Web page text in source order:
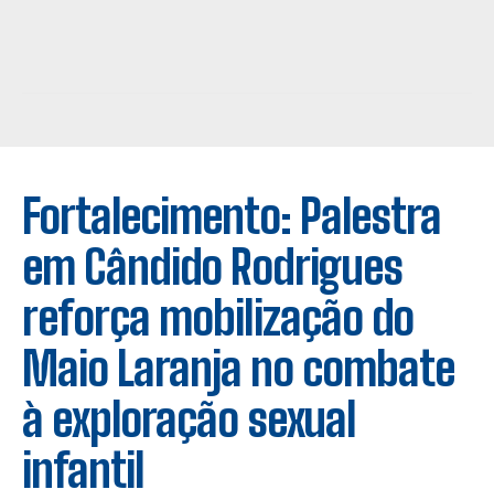
Fortalecimento: Palestra
em Cândido Rodrigues
reforça mobilização do
Maio Laranja no combate
à exploração sexual
infantil